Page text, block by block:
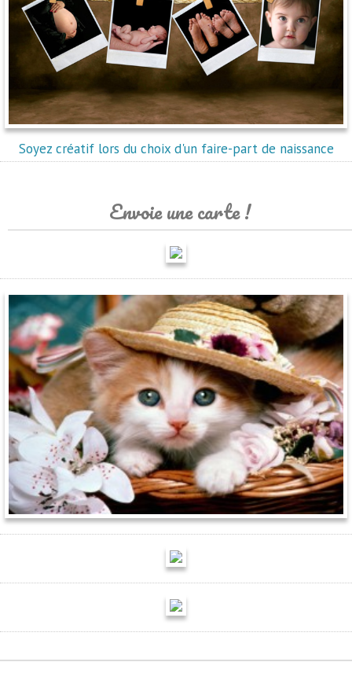
Soyez créatif lors du choix d'un faire-part de naissance
Envoie une carte !